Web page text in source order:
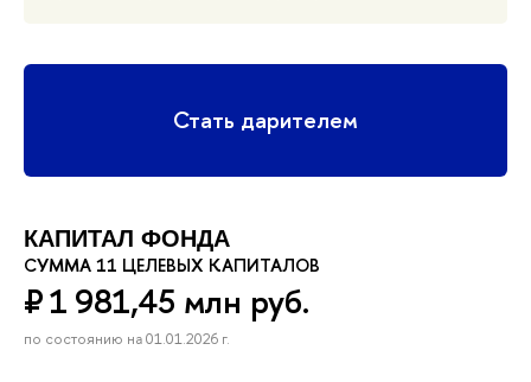
Стать дарителем
КАПИТАЛ ФОНДА
СУММА 11 ЦЕЛЕВЫХ КАПИТАЛОВ
₽ 1 981,45 млн руб.
по состоянию на 01.01.2026 г.